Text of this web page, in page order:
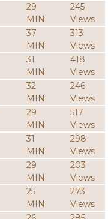
29
MIN
245
Views
37
MIN
313
Views
31
MIN
418
Views
32
MIN
246
Views
29
MIN
517
Views
31
MIN
298
Views
29
MIN
203
Views
25
MIN
273
Views